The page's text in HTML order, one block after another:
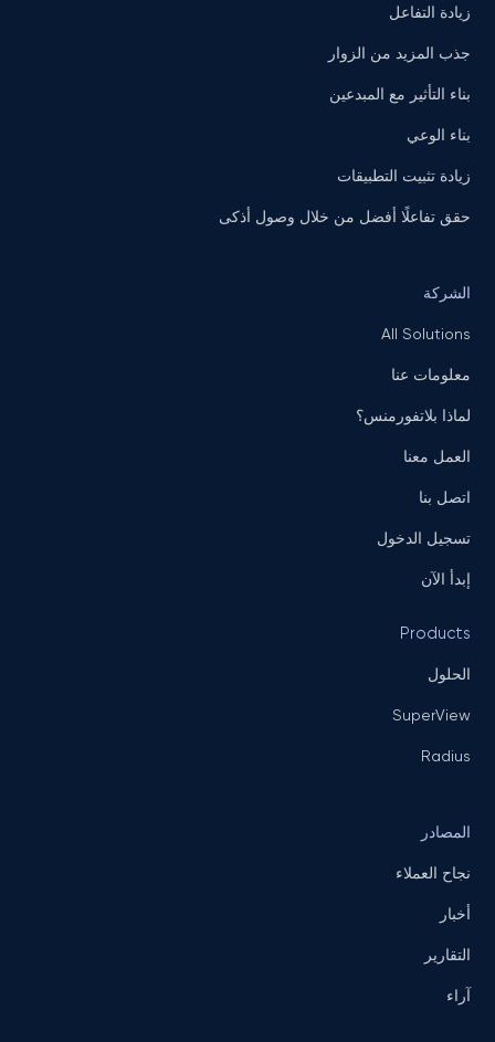
زيادة التفاعل
جذب المزيد من الزوار
بناء التأثير مع المبدعين
بناء الوعي
زيادة تثبيت التطبيقات
حقق تفاعلًا أفضل من خلال وصول أذكى
الشركة
All Solutions
معلومات عنا
لماذا بلاتفورمنس؟
العمل معنا
اتصل بنا
تسجيل الدخول
إبدأ الآن
Products
الحلول
SuperView
Radius
المصادر
نجاح العملاء
أخبار
التقارير
آراء